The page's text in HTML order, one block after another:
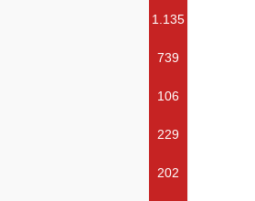
1.135
739
106
229
202